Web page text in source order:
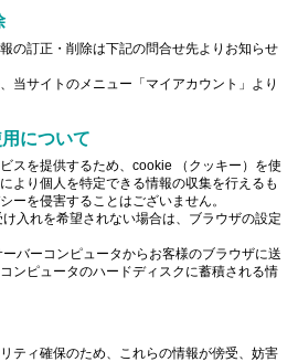
の訂正・削除は下記の問合せ先よりお知らせ
当サイトのメニュー「マイアカウント」より
について
スを提供するため、cookie （クッキー）を使
より個人を特定できる情報の収集を行えるも
ーを侵害することはございません。
入れを希望されない場合は、ブラウザの設定
バーコンピュータからお客様のブラウザに送
ンピュータのハードディスクに蓄積される情
ティ確保のため、これらの情報が傍受、妨害